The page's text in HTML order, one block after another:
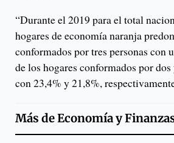
“Durante el 2019 para el total
hogares de economía naranja
conformados por tres personas con
de los hogares conformados por
con 23,4% y 21,8%,
Más deEconomía y